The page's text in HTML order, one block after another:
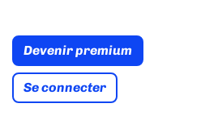
Devenir premium
Se connecter